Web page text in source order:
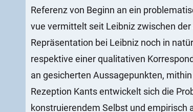
Referenz von Beginn an ein
vue vermittelt seit Leibniz zwischen
Repräsentation bei Leibniz noch in
respektive einer qualitativen
an gesicherten Aussagepunkten,
Rezeption Kants entwickelt sich die
konstruierendem Selbst und empirisch